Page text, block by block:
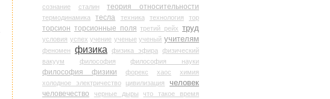
сознание
сталин теория относительности
термодинамика тесла техника технология тор
торсион торсионные поля третий рейх труд
условия успех учение ученые ученый учителям
феномен физика физика эфира
физический
вакуум
философия философия науки
философия физики форекс хаос
химия
холодное электричество
цивилизация человек
человечество черные дыры
что такое время